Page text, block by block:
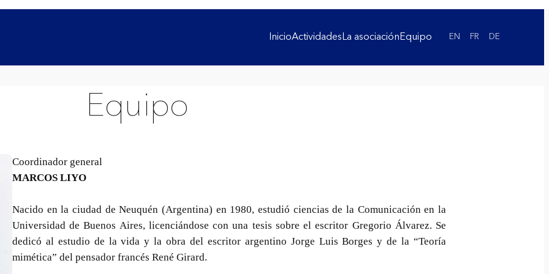
InicioActividadesLa asociaciónEquipo EN FR DE
Equipo
Coordinador general
MARCOS LIYO
Nacido en la ciudad de Neuquén (Argentina) en 1980, estudió ciencias de la Comunicación en la
Universidad de Buenos Aires, licenciándose con una tesis sobre el escritor Gregorio Álvarez. Se
dedicó al estudio de la vida y la obra del escritor argentino Jorge Luis Borges y de la “Teoría
mimética” del pensador francés René Girard.